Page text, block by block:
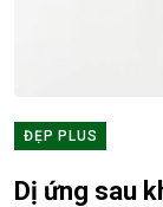
ĐẸP PLUS
Dị ứng sau